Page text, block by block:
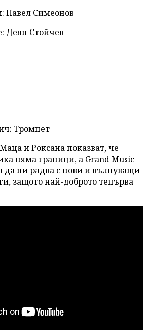
Павел Симеонов
Деян Стойчев
Тромпет
и Роксана показват, че
няма граници, а Grand Music
да ни радва с нови и вълнуващи
защото най-доброто тепърва